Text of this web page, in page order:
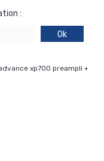
:
Ok
xp700 preampli +